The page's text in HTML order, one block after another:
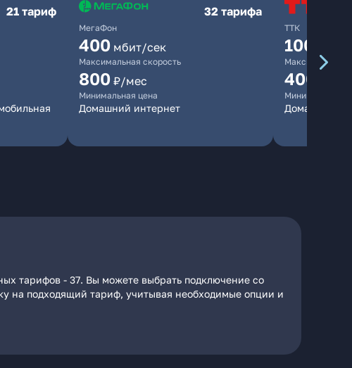
21 тариф
МегаФон
32 тарифа
400 мбит/сек
Максимальная скорость
800 ₽/мес
Минимальная цена
Домашний интернет
ТТК
100
Максимальная
400
Минимальная
Домашний
тарифов - 37. Вы можете выбрать подключение со
на подходящий тариф, учитывая необходимые опции и